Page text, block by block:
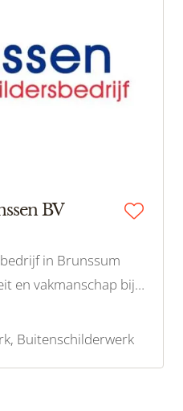
BV
in Brunssum
en vakmanschap bij
BV. Betrouwbaar en
binnen
Buitenschilderwerk